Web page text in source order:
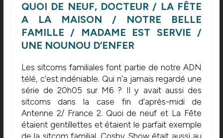
QUOI DE NEUF, DOCTEUR / LA FÊTE
A LA MAISON / NOTRE BELLE
FAMILLE / MADAME EST SERVIE /
UNE NOUNOU D’ENFER
Les sitcoms familiales font partie de notre ADN
télé, c’est indéniable. Qui n’a jamais regardé une
série de 20h05 sur M6 ? Il y avait aussi des
sitcoms dans la case fin d’après-midi de
Antenne 2/ France 2. Quoi de neuf et La Fête
étaient gentillettes et étaient le parfait exemple